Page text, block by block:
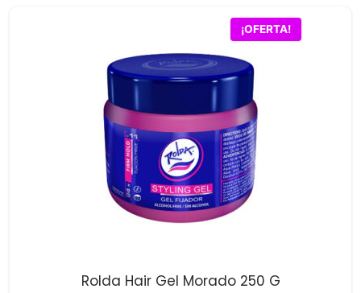
¡OFERTA!
Rolda Hair Gel Morado 250 G